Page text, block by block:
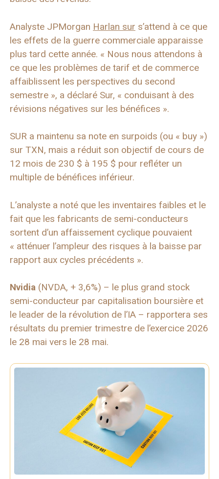
Analyste JPMorgan Harlan sur s’attend à ce que
les effets de la guerre commerciale apparaisse
plus tard cette année. « Nous nous attendons à
ce que les problèmes de tarif et de commerce
affaiblissent les perspectives du second
semestre », a déclaré Sur, « conduisant à des
révisions négatives sur les bénéfices ».
SUR a maintenu sa note en surpoids (ou « buy »)
sur TXN, mais a réduit son objectif de cours de
12 mois de 230 $ à 195 $ pour refléter un
multiple de bénéfices inférieur.
L’analyste a noté que les inventaires faibles et le
fait que les fabricants de semi-conducteurs
sortent d’un affaissement cyclique pouvaient
« atténuer l’ampleur des risques à la baisse par
rapport aux cycles précédents ».
Nvidia (NVDA, + 3,6%) – le plus grand stock
semi-conducteur par capitalisation boursière et
le leader de la révolution de l’IA – rapportera ses
résultats du premier trimestre de l’exercice 2026
le 28 mai vers le 28 mai.